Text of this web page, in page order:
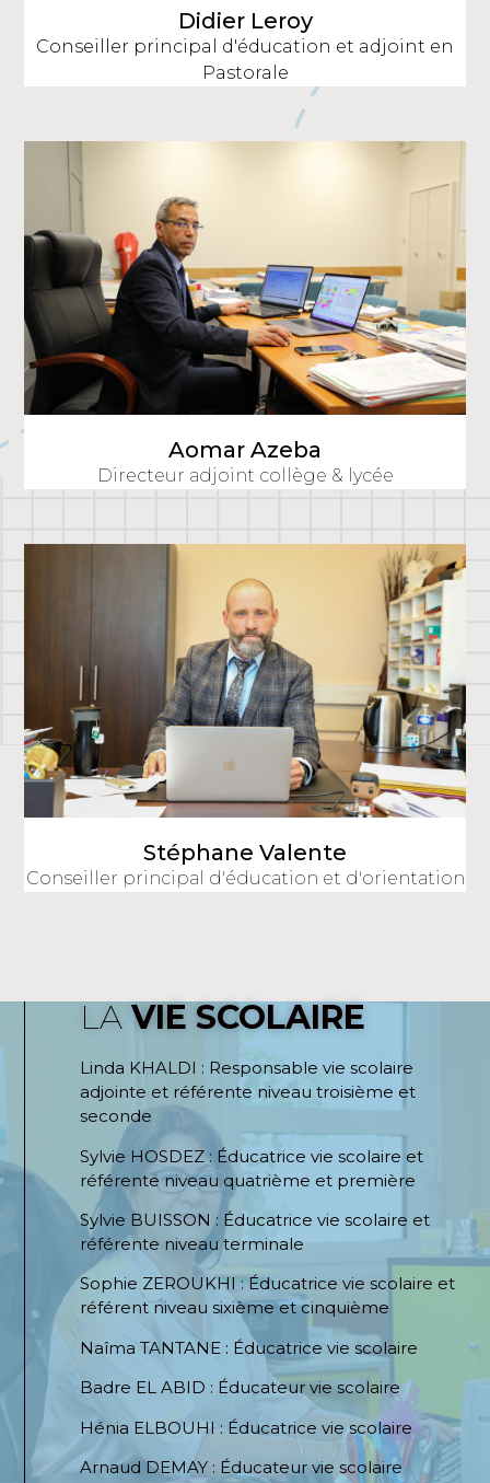
Didier Leroy
Conseiller principal d'éducation et adjoint en
Pastorale
Aomar Azeba
Directeur adjoint collège & lycée
Stéphane Valente
Conseiller principal d'éducation et d'orientation
LAVIE SCOLAIRE
Linda KHALDI : Responsable vie scolaire
adjointe et référente niveau troisième et
seconde
Sylvie HOSDEZ : Éducatrice vie scolaire et
référente niveau quatrième et première
Sylvie BUISSON : Éducatrice vie scolaire et
référente niveau terminale
Sophie ZEROUKHI : Éducatrice vie scolaire et
référent niveau sixième et cinquième
Naîma TANTANE : Éducatrice vie scolaire
Badre EL ABID : Éducateur vie scolaire
Hénia ELBOUHI : Éducatrice vie scolaire
Arnaud DEMAY : Éducateur vie scolaire